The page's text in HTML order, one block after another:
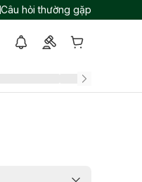
Câu hỏi thường gặp